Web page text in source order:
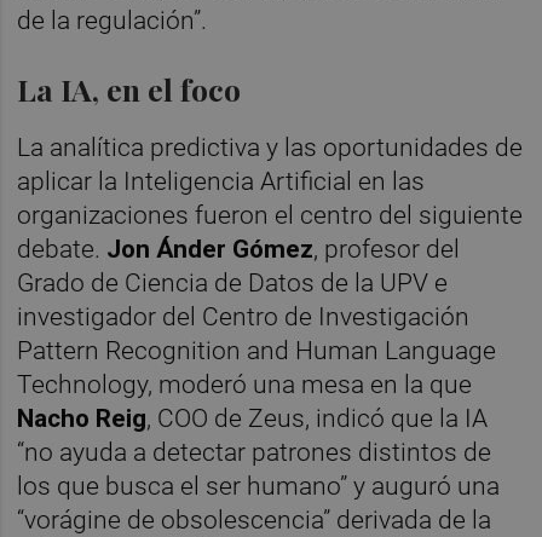
de la regulación”.
La IA, en el foco
La analítica predictiva y las oportunidades de
aplicar la Inteligencia Artificial en las
organizaciones fueron el centro del siguiente
debate. Jon Ánder Gómez, profesor del
Grado de Ciencia de Datos de la UPV e
investigador del Centro de Investigación
Pattern Recognition and Human Language
Technology, moderó una mesa en la que
Nacho Reig, COO de Zeus, indicó que la IA
“no ayuda a detectar patrones distintos de
los que busca el ser humano” y auguró una
“vorágine de obsolescencia” derivada de la